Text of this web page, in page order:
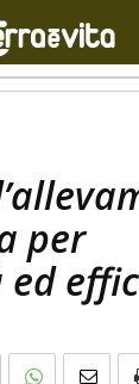
per